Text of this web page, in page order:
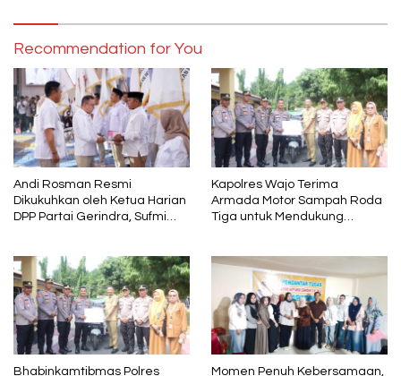
Recommendation for You
Andi Rosman Resmi
Dikukuhkan oleh Ketua Harian
DPP Partai Gerindra, Sufmi
Kapolres Wajo Terima
Armada Motor Sampah Roda
Tiga untuk Mendukung
Bhabinkamtibmas Polres
Momen Penuh Kebersamaan,